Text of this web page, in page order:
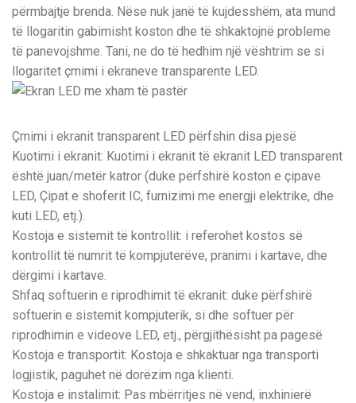
përmbajtje brenda. Nëse nuk janë të kujdesshëm, ata mund
të llogaritin gabimisht koston dhe të shkaktojnë probleme
të panevojshme. Tani, ne do të hedhim një vështrim se si
llogaritet çmimi i ekraneve transparente LED.
Çmimi i ekranit transparent LED përfshin disa pjesë
Kuotimi i ekranit: Kuotimi i ekranit të ekranit LED transparent
është juan/metër katror (duke përfshirë koston e çipave
LED, Çipat e shoferit IC, furnizimi me energji elektrike, dhe
kuti LED, etj.).
Kostoja e sistemit të kontrollit: i referohet kostos së
kontrollit të numrit të kompjuterëve, pranimi i kartave, dhe
dërgimi i kartave.
Shfaq softuerin e riprodhimit të ekranit: duke përfshirë
softuerin e sistemit kompjuterik, si dhe softuer për
riprodhimin e videove LED, etj., përgjithësisht pa pagesë
Kostoja e transportit: Kostoja e shkaktuar nga transporti
logjistik, paguhet në dorëzim nga klienti.
Kostoja e instalimit: Pas mbërritjes në vend, inxhinierë